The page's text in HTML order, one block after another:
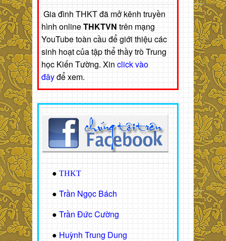
Gia đình THKT đã mở kênh truyền
hình onlineTHKTVN trên mạng
YouTube toàn cầu để giới thiệu các
sinh hoạt của tập thể thầy trò Trung
học Kiến Tường. Xin click vào
đâyđể xem.
● THKT
● Trần Ngọc Bách
● Trần Đức Cường
● Huỳnh Trung Dung